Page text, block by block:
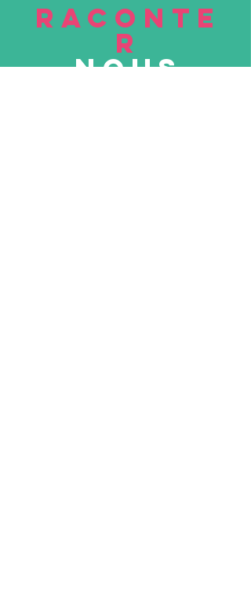
RACONTE
R
nous